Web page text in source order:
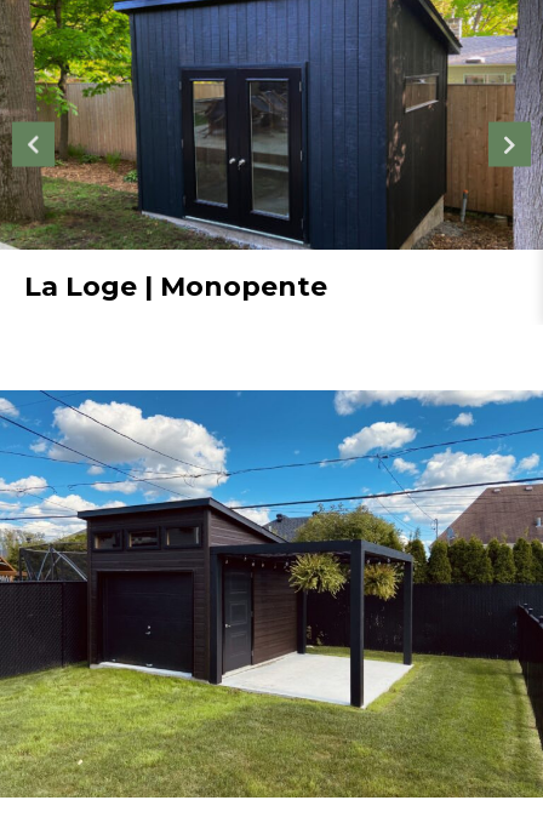
La Loge | Monopente